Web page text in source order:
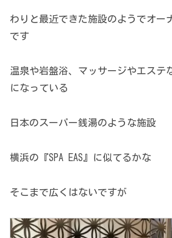
わりと最近できた施設のようでオー
です
温泉や岩盤浴、マッサージやエステ
になっている
日本のスーパー銭湯のような施設
横浜の『SPA EAS』に似てるかな
そこまで広くはないですが